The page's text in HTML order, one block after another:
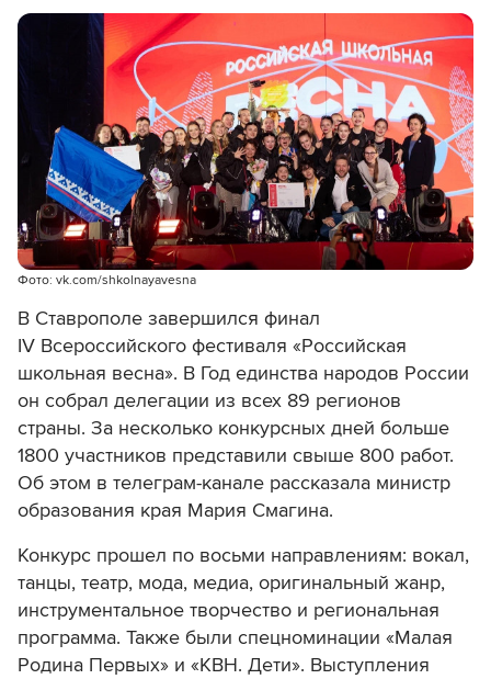
Фото: vk.com/shkolnayavesna
В Ставрополе завершился финал
IV Всероссийского фестиваля «Российская
школьная весна». В Год единства народов России
он собрал делегации из всех 89 регионов
страны. За несколько конкурсных дней больше
1800 участников представили свыше 800 работ.
Об этом в телеграм-канале рассказала министр
образования края Мария Смагина.
Конкурс прошел по восьми направлениям: вокал,
танцы, театр, мода, медиа, оригинальный жанр,
инструментальное творчество и региональная
программа. Также были спецноминации «Малая
Родина Первых» и «КВН. Дети». Выступления